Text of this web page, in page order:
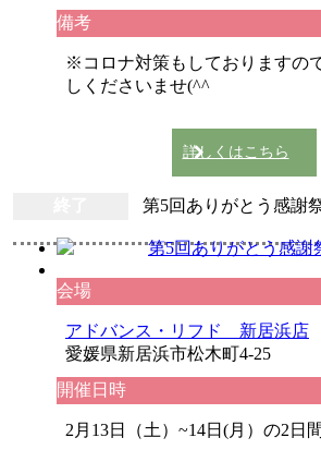
備考
※コロナ対策もしておりますの
しくださいませ(^^ゞ
詳しくはこちら
第5回ありがとう感謝
会場
アドバンス・リフド 新居浜店
愛媛県新居浜市松木町4-25
開催日時
2月13日（土）~14日(月）の2日